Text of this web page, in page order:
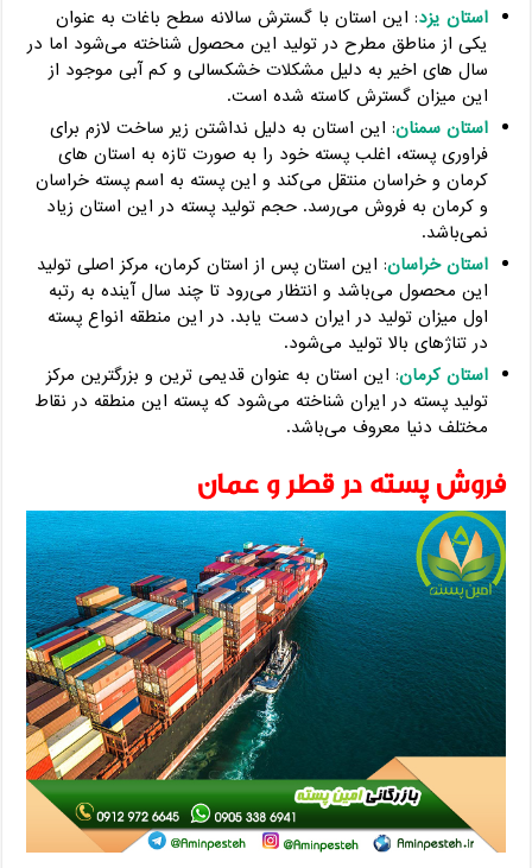
استان یزد: این استان با گسترش سالانه سطح باغات به عنوان
یکی از مناطق مطرح در تولید این محصول شناخته می‌شود اما در
سال های اخیر به دلیل مشکلات خشکسالی و کم آبی موجود از
این میزان گسترش کاسته شده است.
استان سمنان: این استان به دلیل نداشتن زیر ساخت لازم برای
فراوری پسته، اغلب پسته خود را به صورت تازه به استان های
کرمان و خراسان منتقل می‌کند و این پسته به اسم پسته خراسان
و کرمان به فروش می‌رسد. حجم تولید پسته در این استان زیاد
نمی‌باشد.
استان خراسان: این استان پس از استان کرمان، مرکز اصلی تولید
این محصول می‌باشد و انتظار می‌رود تا چند سال آینده به رتبه
اول میزان تولید در ایران دست یابد. در این منطقه انواع پسته
در تناژهای بالا تولید می‌شود.
استان کرمان: این استان به عنوان قدیمی ترین و بزرگترین مرکز
تولید پسته در ایران شناخته می‌شود که پسته این منطقه در نقاط
مختلف دنیا معروف می‌باشد.
فروش پسته در قطر و عمان